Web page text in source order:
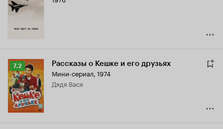
5.9
Рейтинг
Кинопоиска
7.2
7.2 Рассказы о Кешке и его друзьях
Мини-сериал, 1974
дядя Вася